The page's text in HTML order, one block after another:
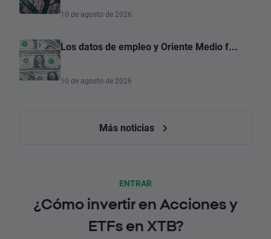
10 de agosto de 2026
Los datos de empleo y Oriente Medio f...
10 de agosto de 2026
Más noticias
ENTRAR
¿Cómo invertir en Acciones y
ETFs en XTB?